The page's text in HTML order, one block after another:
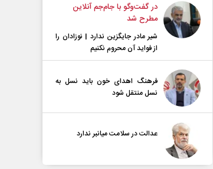
در گفت‌و‌گو با جام‌جم آنلاین
مطرح شد
شیر مادر جایگزین ندارد | نوزادان را
از فواید آن محروم نکنیم
فرهنگ اهدای خون باید نسل به
نسل منتقل شود
عدالت در سلامت میانبر ندارد